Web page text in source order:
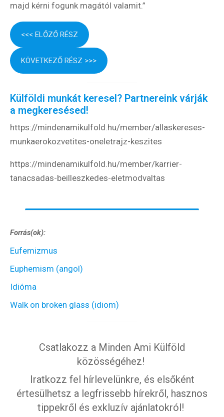
majd kérni fogunk magától valamit.”
<<< ELŐZŐ RÉSZ
KÖVETKEZŐ RÉSZ >>>
Külföldi munkát keresel? Partnereink várják
a megkeresésed!
https://mindenamikulfold.hu/member/allaskereses-
munkaerokozvetites-oneletrajz-keszites
https://mindenamikulfold.hu/member/karrier-
tanacsadas-beilleszkedes-eletmodvaltas
Forrás(ok):
Eufemizmus
Euphemism (angol)
Idióma
Walk on broken glass (idiom)
Csatlakozz a Minden Ami Külföld
közösségéhez!
Iratkozz fel hírlevelünkre, és elsőként
értesülhetsz a legfrissebb hírekről, hasznos
tippekről és exkluzív ajánlatokról!